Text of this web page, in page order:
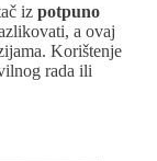
iz potpuno
a ovaj
Korištenje
rada ili